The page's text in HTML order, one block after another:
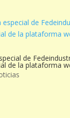
de
de la plataforma